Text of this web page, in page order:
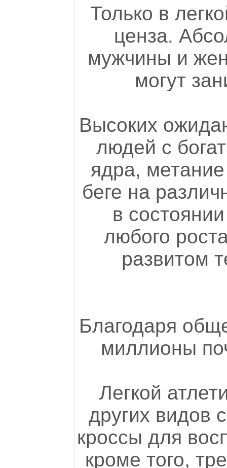
Только в
ценза.
мужчины и
могут
Высоких
людей с
ядра,
беге на
в
любого
развитом
Благодаря
миллионы
Легкой
других видов
кроссы для
кроме того,